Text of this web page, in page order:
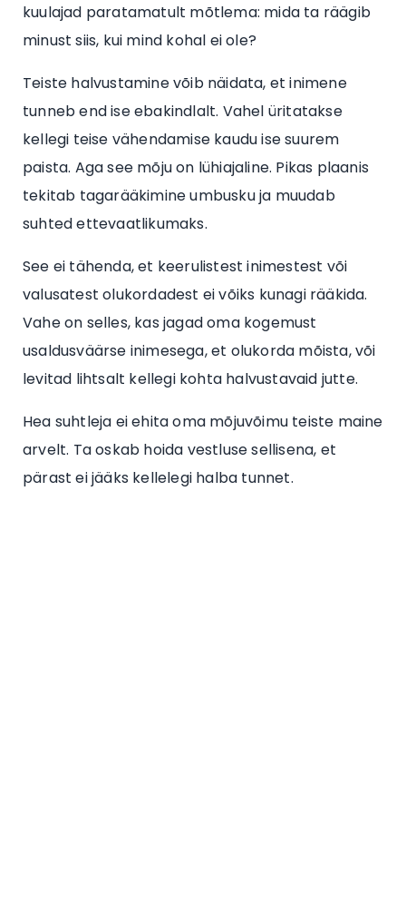
kuulajad paratamatult mõtlema: mida ta räägib
minust siis, kui mind kohal ei ole?
Teiste halvustamine võib näidata, et inimene
tunneb end ise ebakindlalt. Vahel üritatakse
kellegi teise vähendamise kaudu ise suurem
paista. Aga see mõju on lühiajaline. Pikas plaanis
tekitab tagarääkimine umbusku ja muudab
suhted ettevaatlikumaks.
See ei tähenda, et keerulistest inimestest või
valusatest olukordadest ei võiks kunagi rääkida.
Vahe on selles, kas jagad oma kogemust
usaldusväärse inimesega, et olukorda mõista, või
levitad lihtsalt kellegi kohta halvustavaid jutte.
Hea suhtleja ei ehita oma mõjuvõimu teiste maine
arvelt. Ta oskab hoida vestluse sellisena, et
pärast ei jääks kellelegi halba tunnet.